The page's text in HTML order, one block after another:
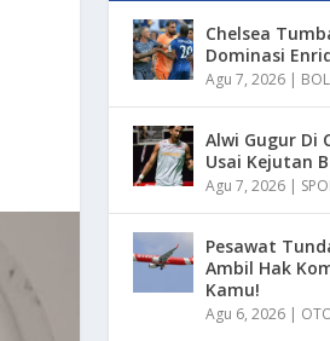
Chelsea
Dominasi
Agu 7, 2026 |
Alwi Gugur Di
Usai Kejutan
Agu 7, 2026 |
Pesawat
Ambil Hak
Kamu!
Agu 6, 2026 |